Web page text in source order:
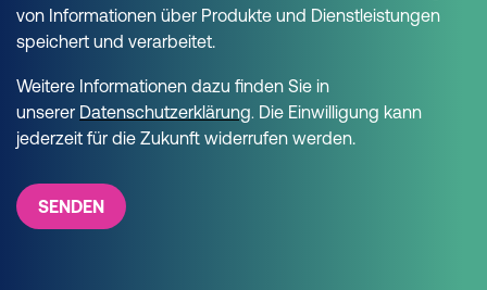
von Informationen über Produkte und Dienstleistungen
speichert und verarbeitet.
Weitere Informationen dazu finden Sie in
unserer Datenschutzerklärung. Die Einwilligung kann
jederzeit für die Zukunft widerrufen werden.
SENDEN